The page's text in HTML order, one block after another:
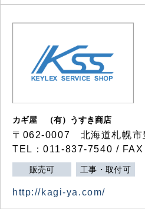
カギ屋 （有）うすき商店
〒062-0007 北海道札幌市
TEL：011-837-7540 /
販売可 工事・取付可
http://kagi-ya.com/